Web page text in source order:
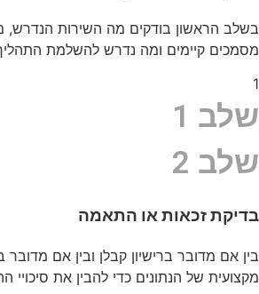
בשלב הראשון בודקים מה השירות הנדרש,
מסמכים קיימים ומה נדרש להשלמת
1
שלב 1
שלב 2
בדיקת זכאות או התאמה
בין אם מדובר ברישיון קבלן ובין אם
מקצועית של הנתונים כדי להבין את סיכויי